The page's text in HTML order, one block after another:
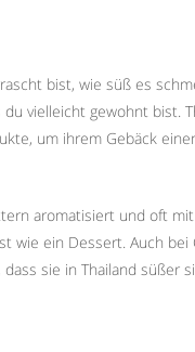
bist, wie süß es
vielleicht gewohnt bist.
um ihrem Gebäck
aromatisiert und oft
wie ein Dessert. Auch bei
sie in Thailand süßer